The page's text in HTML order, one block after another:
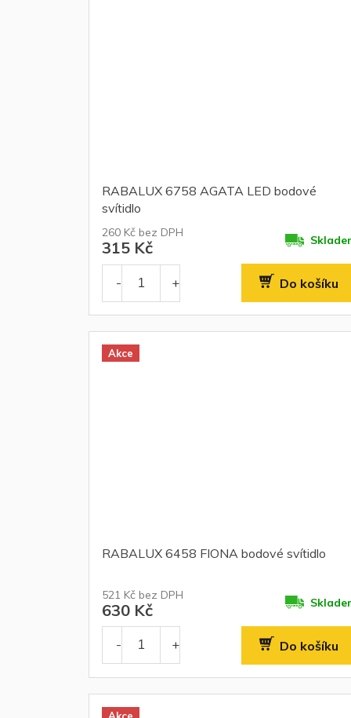
RABALUX 6758 AGATA LED bodové
svítidlo
260 Kč bez DPH
315 Kč
Do košíku
Akce
RABALUX 6458 FIONA bodové svítidlo
521 Kč bez DPH
630 Kč
Do košíku